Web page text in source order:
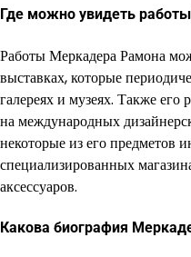
Где можно увидеть
Работы Меркадера Рамона
выставках, которые
галереях и музеях. Также
на международных
некоторые из его предметов
специализированных
аксессуаров.
Какова биография